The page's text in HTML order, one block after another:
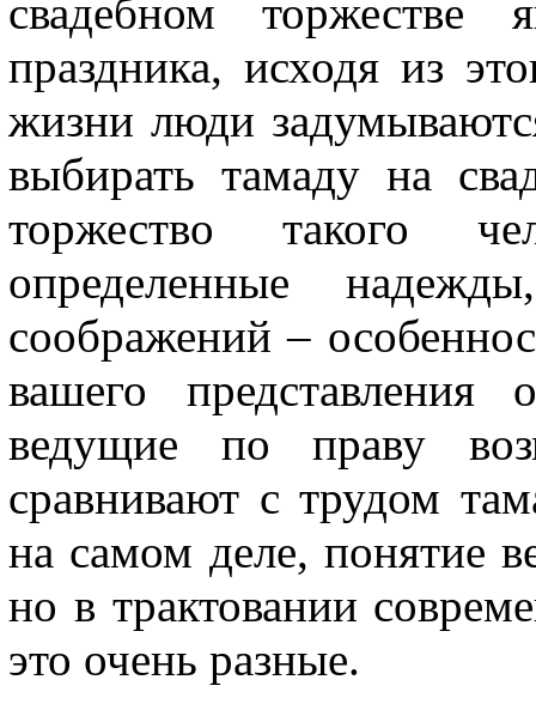
свадебном торжестве
праздника, исходя из
жизни люди
выбирать тамаду на
торжество такого
определенные
соображений –
вашего
ведущие по праву
сравнивают с трудом
на самом деле, понятие
но в трактовании
это очень разные.